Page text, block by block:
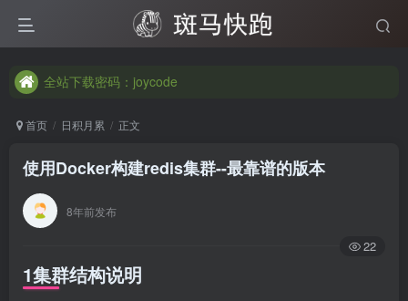
全站下载密码：joycode
全站下载密码：joycode
全站下载密码：joycode
首页 日积月累 正文
使用Docker构建redis集群--最靠谱的版本
8年前发布
22
1集群结构说明